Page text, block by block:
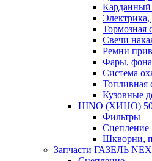
Карданный
Электрика,
Тормозная
Свечи
Ремни
Фары,
Система
Топливная
Кузовные
HINO (ХИНО)
Фильтры
Сцепление
Шкворни,
Запчасти ГАЗЕЛЬ